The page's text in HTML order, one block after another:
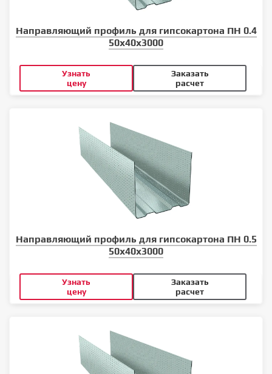
Направляющий профиль для гипсокартона ПН 0.4
50x40x3000
Узнать
цену
Заказать
расчет
Направляющий профиль для гипсокартона ПН 0.5
50x40x3000
Узнать
цену
Заказать
расчет